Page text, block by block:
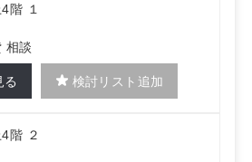
ださい
階 １
相談
る 検討リスト追加
階 ２